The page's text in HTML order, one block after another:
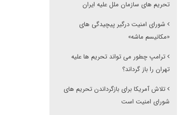
تحریم های سازمان ملل علیه ایران
شورای امنیت درگیر پیچیدگی های
«مکانیسم ماشه»
ترامپ چطور می تواند تحریم ها علیه
تهران را باز گرداند؟
تلاش آمریکا برای بازگرداندن تحریم های
شورای امنیت است